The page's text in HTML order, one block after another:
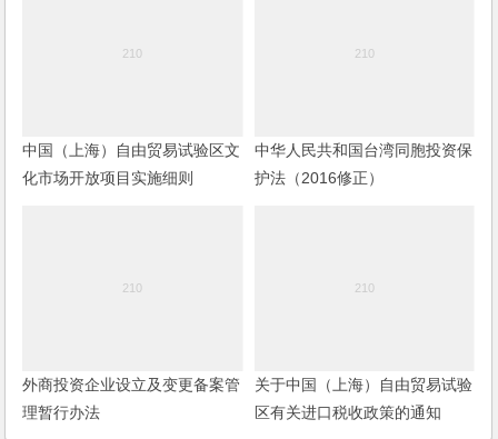
中国（上海）自由贸易试验区文
化市场开放项目实施细则
中华人民共和国台湾同胞投资保
护法（2016修正）
外商投资企业设立及变更备案管
理暂行办法
关于中国（上海）自由贸易试验
区有关进口税收政策的通知